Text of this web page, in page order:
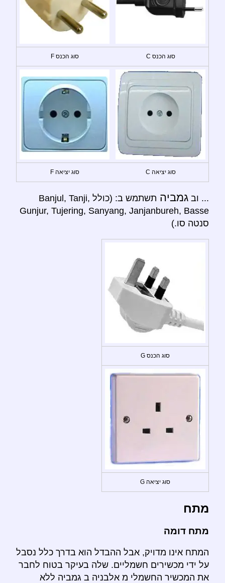
סוג הכנס C סוג הכנס F
סוג יציאה C סוג יציאה F
... וב גמביה
תשתמש ב: (כולל Banjul, Tanji,
Gunjur, Tujering, Sanyang, Janjanbureh, Basse
סנטה סו.)
סוג הכנס G
סוג יציאה G
מתח
מתח דומה
המתח אינו מדויק, אבל ההבדל הוא בדרך כלל נסבל
על ידי מכשירים חשמליים. שלה בעיקר בטוח לחבר
את המכשיר החשמלי מ אלבניה ב גמביה ללא